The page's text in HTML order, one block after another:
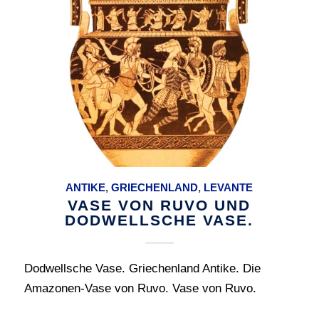
ANTIKE,GRIECHENLAND, LEVANTE
VASE VON RUVO UND
DODWELLSCHE VASE.
Dodwellsche Vase. Griechenland Antike. Die
Amazonen-Vase von Ruvo. Vase von Ruvo.